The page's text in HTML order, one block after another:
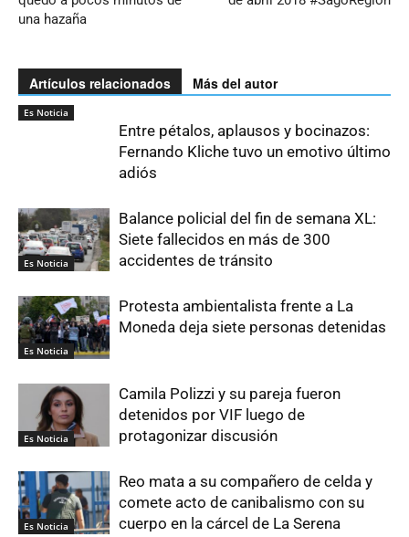
una hazaña
Artículos relacionados Más del autor
Es Noticia
Entre pétalos, aplausos y bocinazos:
Fernando Kliche tuvo un emotivo último
adiós
Es Noticia
Balance policial del fin de semana XL:
Siete fallecidos en más de 300
accidentes de tránsito
Es Noticia
Protesta ambientalista frente a La
Moneda deja siete personas detenidas
Es Noticia
Camila Polizzi y su pareja fueron
detenidos por VIF luego de
protagonizar discusión
Es Noticia
Reo mata a su compañero de celda y
comete acto de canibalismo con su
cuerpo en la cárcel de La Serena